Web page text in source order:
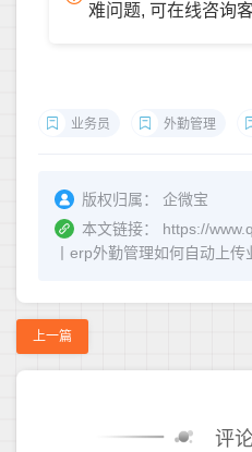
难问题, 可在线咨询
业务员 外勤管理
版权归属：
企微宝
本文链接：
https://
丨erp外勤管理如何自动上传
上一篇
评